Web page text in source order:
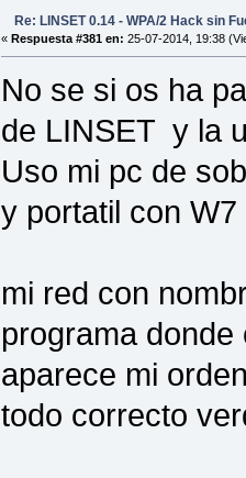
Re: LINSET 0.14 - WPA/2 Hack sin
« Respuesta #381 en: 25-07-2014, 19:38
No se si os ha
de LINSET y la
Uso mi pc de
y portatil con
mi red con
programa
aparece mi
todo correcto